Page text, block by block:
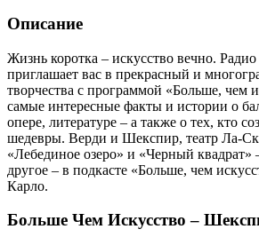
Описание
Жизнь коротка – искусство вечно.
приглашает вас в прекрасный и
творчества с программой «Больше, чем
самые интересные факты и истории о
опере, литературе – а также о тех, кто
шедевры. Верди и Шекспир, театр Ла-
«Лебединое озеро» и «Черный квадрат»
другое – в подкасте «Больше, чем
Карло.
Больше Чем Искусство –